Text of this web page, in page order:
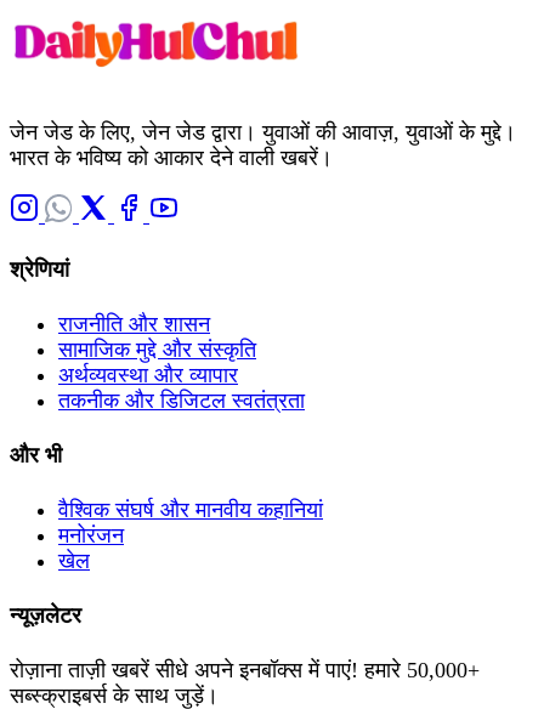
जेन जेड के लिए, जेन जेड द्वारा। युवाओं की आवाज़, युवाओं के मुद्दे।
भारत के भविष्य को आकार देने वाली खबरें।
श्रेणियां
राजनीति और शासन
सामाजिक मुद्दे और संस्कृति
अर्थव्यवस्था और व्यापार
तकनीक और डिजिटल स्वतंत्रता
और भी
वैश्विक संघर्ष और मानवीय कहानियां
मनोरंजन
खेल
न्यूज़लेटर
रोज़ाना ताज़ी खबरें सीधे अपने इनबॉक्स में पाएं! हमारे 50,000+
सब्स्क्राइबर्स के साथ जुड़ें।